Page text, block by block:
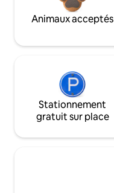
Animaux acceptés
Stationnement
gratuit sur place